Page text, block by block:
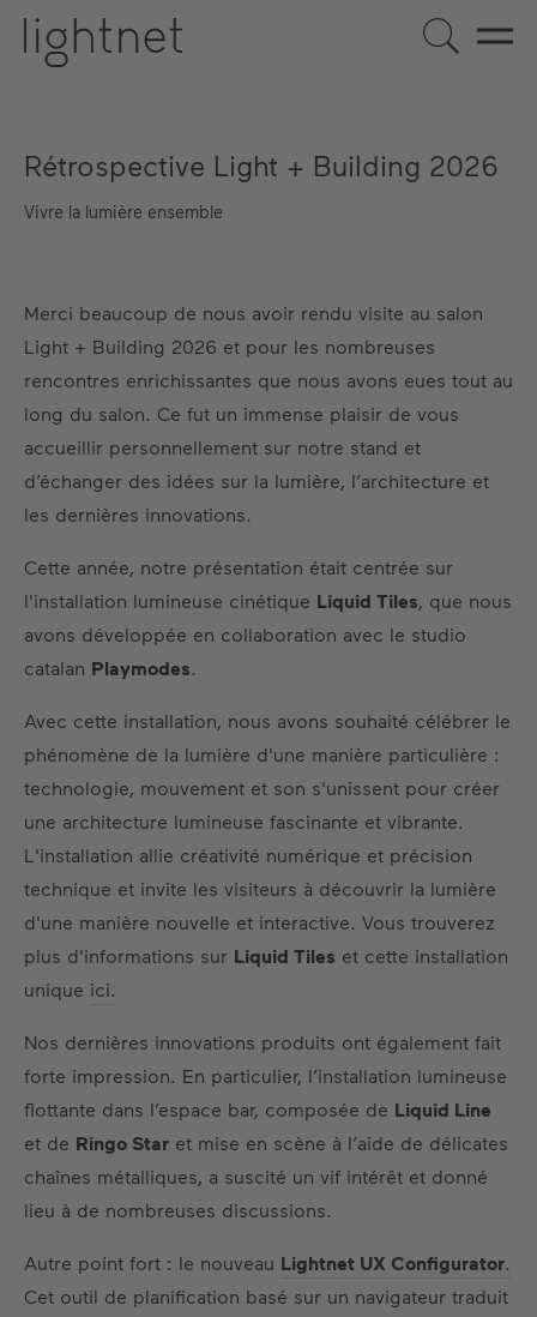
FR DE EN US ES
Rétrospective Light + Building 2026
Vivre la lumière ensemble
Merci beaucoup de nous avoir rendu visite au salon
Light + Building 2026 et pour les nombreuses
rencontres enrichissantes que nous avons eues tout au
long du salon. Ce fut un immense plaisir de vous
accueillir personnellement sur notre stand et
d’échanger des idées sur la lumière, l’architecture et
les dernières innovations.
Cette année, notre présentation était centrée sur
l'installation lumineuse cinétique Liquid Tiles, que nous
avons développée en collaboration avec le studio
catalan Playmodes.
Avec cette installation, nous avons souhaité célébrer le
phénomène de la lumière d'une manière particulière :
technologie, mouvement et son s'unissent pour créer
une architecture lumineuse fascinante et vibrante.
L'installation allie créativité numérique et précision
technique et invite les visiteurs à découvrir la lumière
d'une manière nouvelle et interactive. Vous trouverez
plus d'informations sur Liquid Tiles et cette installation
unique ici.
Nos dernières innovations produits ont également fait
forte impression. En particulier, l’installation lumineuse
flottante dans l’espace bar, composée de Liquid Line
et de Ringo Star et mise en scène à l’aide de délicates
chaînes métalliques, a suscité un vif intérêt et donné
lieu à de nombreuses discussions.
Autre point fort : le nouveau Lightnet UX Configurator.
Cet outil de planification basé sur un navigateur traduit